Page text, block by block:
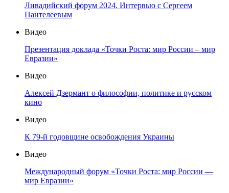
Ливадийский форум 2024. Интервью с Сергеем
Пантелеевым
Видео
Презентация доклада «Точки Роста: мир России – мир
Евразии»
Видео
Алексей Дзермант о философии, политике и русском
кино
Видео
К 79-й годовщине освобождения Украины
Видео
Международный форум «Точки Роста: мир России —
мир Евразии»